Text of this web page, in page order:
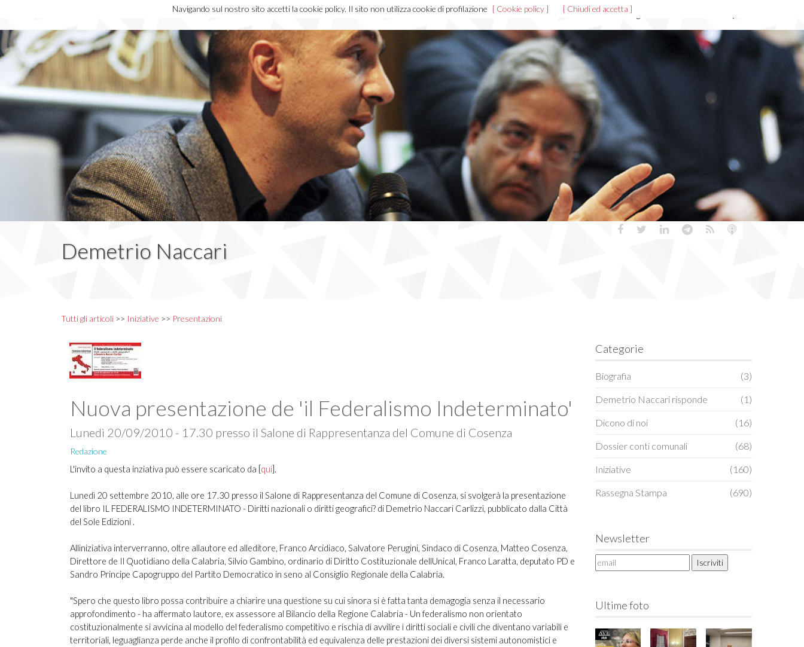
Home Chi sono News ed eventi Allegati
Demetrio Naccari
Tutti gli articoli >> Iniziative >> Presentazioni
Nuova presentazione de 'il Federalismo Indeterminato'
Lunedì 20/09/2010 - 17.30 presso il Salone di Rappresentanza del Comune di Cosenza
Redazione
L'invito a questa inziativa può essere scaricato da [qui].
Lunedì 20 settembre 2010, alle ore 17.30 presso il Salone di Rappresentanza del Comune di Cosenza, si svolgerà la presentazione
del libro IL FEDERALISMO INDETERMINATO - Diritti nazionali o diritti geografici? di Demetrio Naccari Carlizzi, pubblicato dalla Città
del Sole Edizioni .
Alliniziativa interverranno, oltre allautore ed alleditore, Franco Arcidiaco, Salvatore Perugini, Sindaco di Cosenza, Matteo Cosenza,
Direttore de Il Quotidiano della Calabria, Silvio Gambino, ordinario di Diritto Costituzionale dellUnical, Franco Laratta, deputato PD e
Sandro Principe Capogruppo del Partito Democratico in seno al Consiglio Regionale della Calabria.
"Spero che questo libro possa contribuire a chiarire una questione su cui sinora si è fatta tanta demagogia senza il necessario
approfondimento - ha affermato lautore, ex assessore al Bilancio della Regione Calabria - Un federalismo non orientato
costituzionalmente si avvicina al modello del federalismo competitivo e rischia di avvilire i diritti sociali e civili che diventano variabili e
territoriali, leguaglianza perde anche il profilo di confrontabilità ed equivalenza delle prestazioni dei diversi sistemi autonomistici e
Categorie
Biografia (3)
Demetrio Naccari risponde (1)
Dicono di noi (16)
Dossier conti comunali (68)
Iniziative (160)
Rassegna Stampa (690)
Newsletter
Ultime foto
Navigando sul nostro sito accetti la cookie policy. Il sito non utilizza cookie di profilazione [ Cookie policy ] [ Chiudi ed accetta ]